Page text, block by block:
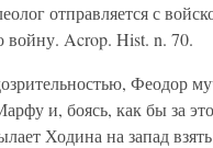
отправляется с
войну. Acrop. Hist. n. 70.
Феодор
и, боясь, как бы за
Ходина на запад